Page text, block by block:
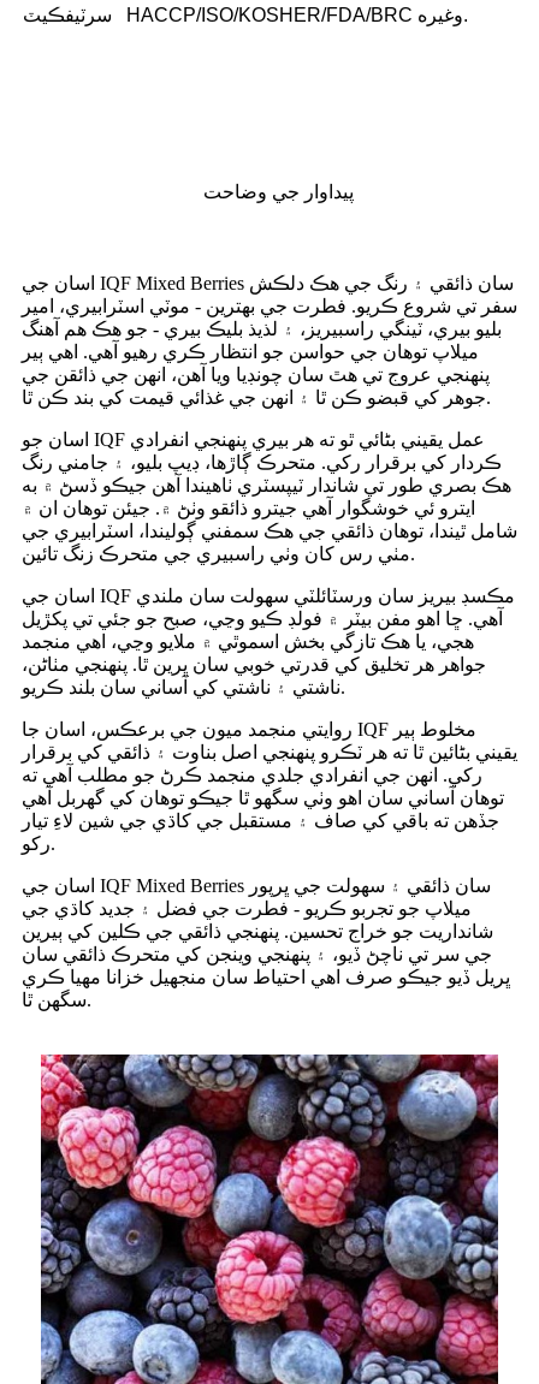
سرٽيفڪيٽ HACCP/ISO/KOSHER/FDA/BRC وغيره.
پيداوار جي وضاحت
اسان جي IQF Mixed Berries سان ذائقي ۽ رنگ جي هڪ دلڪش
سفر تي شروع ڪريو. فطرت جي بهترين - موٽي اسٽرابيري، امير
بليو بيري، ٽينگي راسبيريز، ۽ لذيذ بليڪ بيري - جو هڪ هم آهنگ
ميلاپ توهان جي حواسن جو انتظار ڪري رهيو آهي. اهي ٻير
پنهنجي عروج تي هٿ سان چونڊيا ويا آهن، انهن جي ذائقن جي
جوهر کي قبضو ڪن ٿا ۽ انهن جي غذائي قيمت کي بند ڪن ٿا.
اسان جو IQF عمل يقيني بڻائي ٿو ته هر بيري پنهنجي انفرادي
ڪردار کي برقرار رکي. متحرڪ ڳاڙها، ڊيپ بليو، ۽ جامني رنگ
هڪ بصري طور تي شاندار ٽيپسٽري ٺاهيندا آهن جيڪو ڏسڻ ۾ به
ايترو ئي خوشگوار آهي جيترو ذائقو وٺڻ ۾. جيئن توهان ان ۾
شامل ٿيندا، توهان ذائقي جي هڪ سمفني ڳوليندا، اسٽرابيري جي
مٺي رس کان وٺي راسبيري جي متحرڪ زنگ تائين.
اسان جي IQF مڪسڊ بيريز سان ورسٽائلٽي سهولت سان ملندي
آهي. ڇا اهو مفن بيٽر ۾ فولڊ ڪيو وڃي، صبح جو جئي تي پکڙيل
هجي، يا هڪ تازگي بخش اسموٿي ۾ ملايو وڃي، اهي منجمد
جواهر هر تخليق کي قدرتي خوبي سان ڀرين ٿا. پنهنجي مٺاڻن،
ناشتي ۽ ناشتي کي آساني سان بلند ڪريو.
روايتي منجمد ميون جي برعڪس، اسان جا IQF مخلوط ٻير
يقيني بڻائين ٿا ته هر ٽڪرو پنهنجي اصل بناوت ۽ ذائقي کي برقرار
رکي. انهن جي انفرادي جلدي منجمد ڪرڻ جو مطلب آهي ته
توهان آساني سان اهو وٺي سگهو ٿا جيڪو توهان کي گهربل آهي
جڏهن ته باقي کي صاف ۽ مستقبل جي کاڌي جي شين لاءِ تيار
رکو.
اسان جي IQF Mixed Berries سان ذائقي ۽ سهولت جي ڀرپور
ميلاپ جو تجربو ڪريو - فطرت جي فضل ۽ جديد کاڌي جي
شانداريت جو خراج تحسين. پنهنجي ذائقي جي ڪلين کي ٻيرين
جي سر تي ناچڻ ڏيو، ۽ پنهنجي وينجن کي متحرڪ ذائقي سان
ڀريل ڏيو جيڪو صرف اهي احتياط سان منجهيل خزانا مهيا ڪري
سگهن ٿا.